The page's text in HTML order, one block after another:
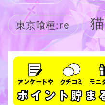
東京喰種:re 猫